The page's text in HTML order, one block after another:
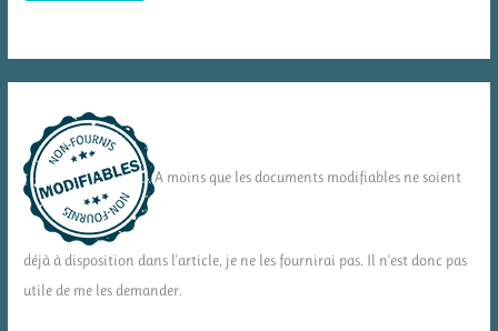
A moins que les documents modifiables ne soient
déjà à disposition dans l'article, je ne les fournirai pas. Il n'est donc pas
utile de me les demander.